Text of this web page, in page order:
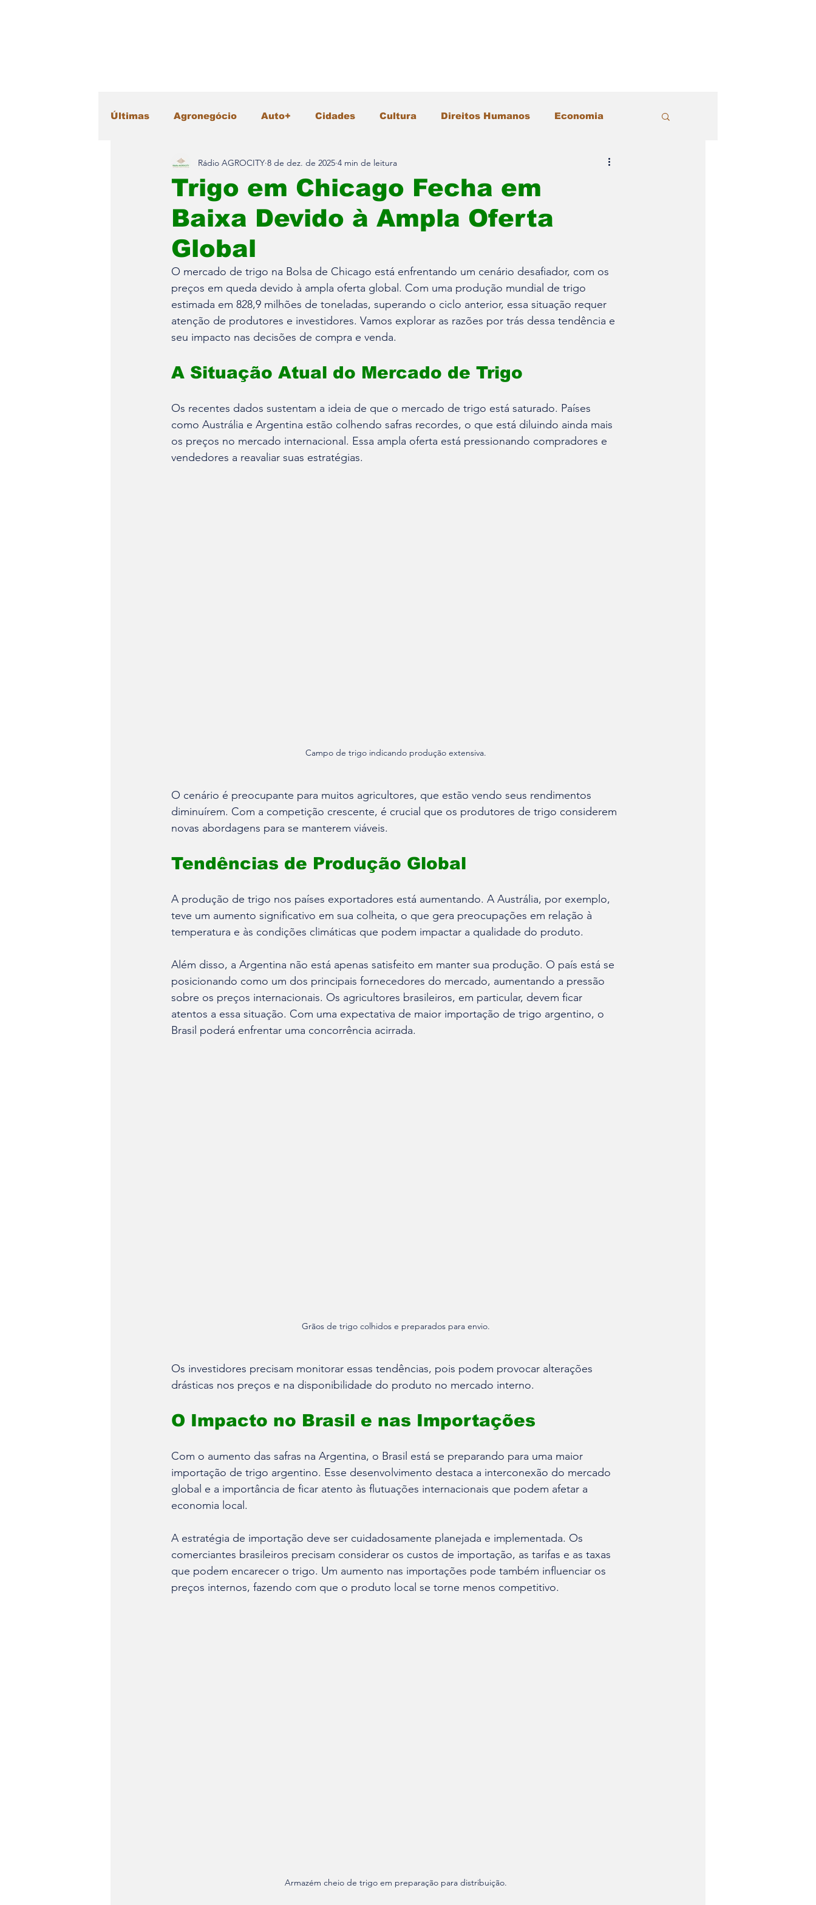
Últimas Agronegócio Auto+ Cidades Cultura Direitos Humanos Economia
Educação Esportes Gastronomia Geral Justiça
Máquinas Agrícolas Meio Ambiente Pesquisa e Inovação Polícia Política
Trigo em Chicago Fecha em
Baixa Devido à Ampla Oferta
Global
Rádio AGROCITY 8 de dez. de 2025 4 min de leitura
O mercado de trigo na Bolsa de Chicago está enfrentando um cenário desafiador, com os
preços em queda devido à ampla oferta global. Com uma produção mundial de trigo
estimada em 828,9 milhões de toneladas, superando o ciclo anterior, essa situação requer
atenção de produtores e investidores. Vamos explorar as razões por trás dessa tendência e
seu impacto nas decisões de compra e venda.
A Situação Atual do Mercado de Trigo
Os recentes dados sustentam a ideia de que o mercado de trigo está saturado. Países
como Austrália e Argentina estão colhendo safras recordes, o que está diluindo ainda mais
os preços no mercado internacional. Essa ampla oferta está pressionando compradores e
vendedores a reavaliar suas estratégias.
Campo de trigo indicando produção extensiva.
O cenário é preocupante para muitos agricultores, que estão vendo seus rendimentos
diminuírem. Com a competição crescente, é crucial que os produtores de trigo considerem
novas abordagens para se manterem viáveis.
Tendências de Produção Global
A produção de trigo nos países exportadores está aumentando. A Austrália, por exemplo,
teve um aumento significativo em sua colheita, o que gera preocupações em relação à
temperatura e às condições climáticas que podem impactar a qualidade do produto.
Além disso, a Argentina não está apenas satisfeito em manter sua produção. O país está se
posicionando como um dos principais fornecedores do mercado, aumentando a pressão
sobre os preços internacionais. Os agricultores brasileiros, em particular, devem ficar
atentos a essa situação. Com uma expectativa de maior importação de trigo argentino, o
Brasil poderá enfrentar uma concorrência acirrada.
Grãos de trigo colhidos e preparados para envio.
Os investidores precisam monitorar essas tendências, pois podem provocar alterações
drásticas nos preços e na disponibilidade do produto no mercado interno.
O Impacto no Brasil e nas Importações
Com o aumento das safras na Argentina, o Brasil está se preparando para uma maior
importação de trigo argentino. Esse desenvolvimento destaca a interconexão do mercado
global e a importância de ficar atento às flutuações internacionais que podem afetar a
economia local.
A estratégia de importação deve ser cuidadosamente planejada e implementada. Os
comerciantes brasileiros precisam considerar os custos de importação, as tarifas e as taxas
que podem encarecer o trigo. Um aumento nas importações pode também influenciar os
preços internos, fazendo com que o produto local se torne menos competitivo.
Armazém cheio de trigo em preparação para distribuição.